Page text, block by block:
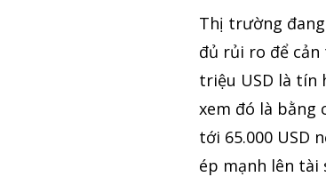
Thị trường
đủ rủi ro để
triệu USD là tín
xem đó là bằng
tới 65.000 USD
ép mạnh lên tài